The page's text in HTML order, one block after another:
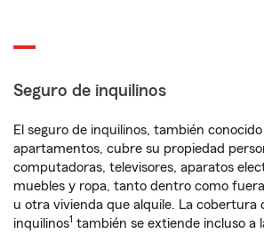
Seguro de inquilinos
El seguro de inquilinos, también
apartamentos, cubre su propiedad
computadoras, televisores, aparatos
muebles y ropa, tanto dentro como
u otra vivienda que alquile. La cobertura
inquilinos1 también se extiende incluso a